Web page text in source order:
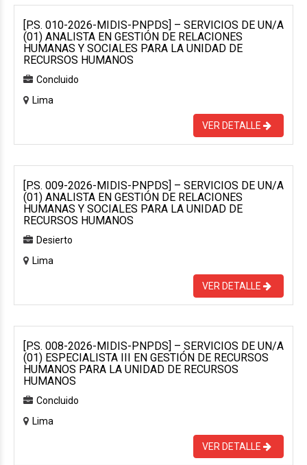
[P.S. 010-2026-MIDIS-PNPDS] – SERVICIOS DE UN/A
(01) ANALISTA EN GESTIÓN DE RELACIONES
HUMANAS Y SOCIALES PARA LA UNIDAD DE
RECURSOS HUMANOS
Concluido
Lima
VER DETALLE
[P.S. 009-2026-MIDIS-PNPDS] – SERVICIOS DE UN/A
(01) ANALISTA EN GESTIÓN DE RELACIONES
HUMANAS Y SOCIALES PARA LA UNIDAD DE
RECURSOS HUMANOS
Desierto
Lima
VER DETALLE
[P.S. 008-2026-MIDIS-PNPDS] – SERVICIOS DE UN/A
(01) ESPECIALISTA III EN GESTIÓN DE RECURSOS
HUMANOS PARA LA UNIDAD DE RECURSOS
HUMANOS
Concluido
Lima
VER DETALLE